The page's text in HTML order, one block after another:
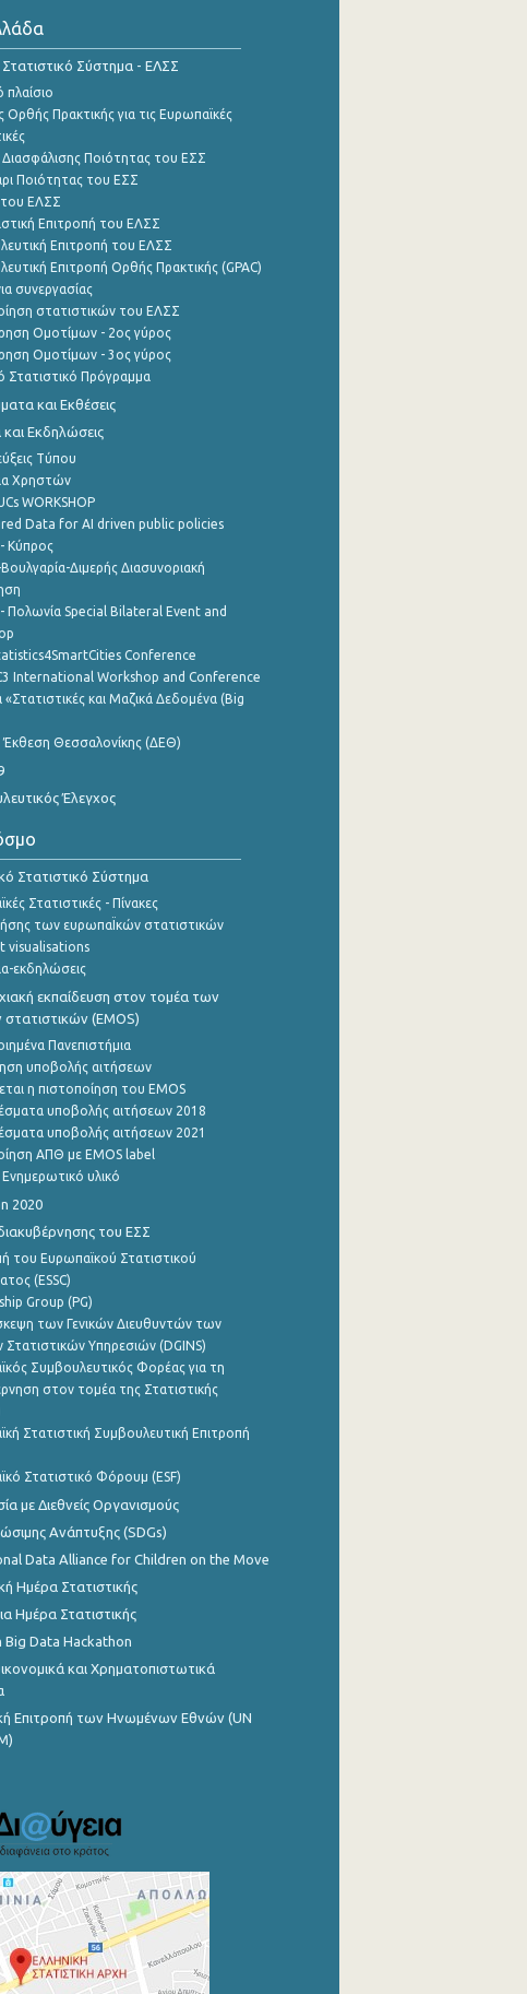
Στατιστικό Σύστημα - ΕΛΣΣ
πλαίσιο
Ορθής Πρακτικής για τις Ευρωπαϊκές
Διασφάλισης Ποιότητας του ΕΣΣ
Ποιότητας του ΕΣΣ
ΕΛΣΣ
Επιτροπή του ΕΛΣΣ
Επιτροπή του ΕΛΣΣ
Επιτροπή Ορθής Πρακτικής (GPAC)
συνεργασίας
στατιστικών του ΕΛΣΣ
Ομοτίμων - 2ος γύρος
Ομοτίμων - 3ος γύρος
Στατιστικό Πρόγραμμα
και Εκθέσεις
και Εκδηλώσεις
Τύπου
Χρηστών
WORKSHOP
Data for AI driven public policies
Κύπρος
Διμερής Διασυνοριακή
Πολωνία Special Bilateral Event and
Conference
International Workshop and Conference
«Στατιστικές και Μαζικά Δεδομένα (Big
Έκθεση Θεσσαλονίκης (ΔΕΘ)
Έλεγχος
Στατιστικό Σύστημα
Στατιστικές - Πίνακες
των ευρωπαΪκών στατιστικών
visualisations
εκδηλώσεις
εκπαίδευση στον τομέα των
στατιστικών (EMOS)
Πανεπιστήμια
υποβολής αιτήσεων
η πιστοποίηση του EMOS
υποβολής αιτήσεων 2018
υποβολής αιτήσεων 2021
ΑΠΘ με EMOS label
Ενημερωτικό υλικό
2020
του ΕΣΣ
του Ευρωπαϊκού Στατιστικού
(ESSC)
Group (PG)
των Γενικών Διευθυντών των
Στατιστικών Υπηρεσιών (DGINS)
Συμβουλευτικός Φορέας για τη
στον τομέα της Στατιστικής
Στατιστική Συμβουλευτική Επιτροπή
Στατιστικό Φόρουμ (ESF)
με Διεθνείς Οργανισμούς
Ανάπτυξης (SDGs)
Data Alliance for Children on the Move
Ημέρα Στατιστικής
Ημέρα Στατιστικής
Big Data Hackathon
και Χρηματοπιστωτικά
Επιτροπή των Ηνωμένων Εθνών (UN